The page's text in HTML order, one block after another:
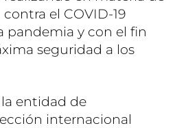
el COVID-19
pandemia y con el fin
seguridad a los
entidad de
internacional